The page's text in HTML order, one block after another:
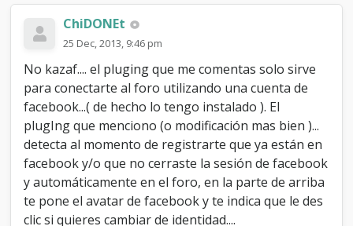
ChiDONEt
25 Dec, 2013, 9:46 pm
No kazaf.... el pluging que me comentas solo sirve
para conectarte al foro utilizando una cuenta de
facebook...( de hecho lo tengo instalado ). El
plugIng que menciono (o modificación mas bien )...
detecta al momento de registrarte que ya están en
facebook y/o que no cerraste la sesión de facebook
y automáticamente en el foro, en la parte de arriba
te pone el avatar de facebook y te indica que le des
clic si quieres cambiar de identidad....